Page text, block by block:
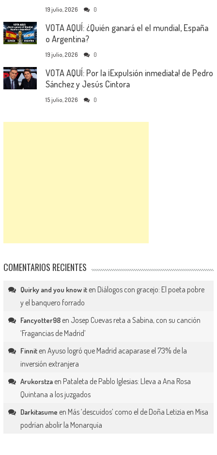
19 julio, 2026 0
VOTA AQUÍ: ¿Quién ganará el el mundial, España
o Argentina?
19 julio, 2026 0
VOTA AQUÍ: Por la ¡Expulsión inmediata! de Pedro
Sánchez y Jesús Cintora
15 julio, 2026 0
COMENTARIOS RECIENTES
Quirky and you know iten Diálogos con gracejo: El poeta pobre
y el banquero forrado
Fancyotter98en Josep Cuevas reta a Sabina, con su canción
‘Fragancias de Madrid’
Finniten Ayuso logró que Madrid acaparase el 73% de la
inversión extranjera
Arukorstzaen Pataleta de Pablo Iglesias: Lleva a Ana Rosa
Quintana a los juzgados
Darkitasume en Más ‘descuidos’ como el de Doña Letizia en Misa
podrían abolir la Monarquía